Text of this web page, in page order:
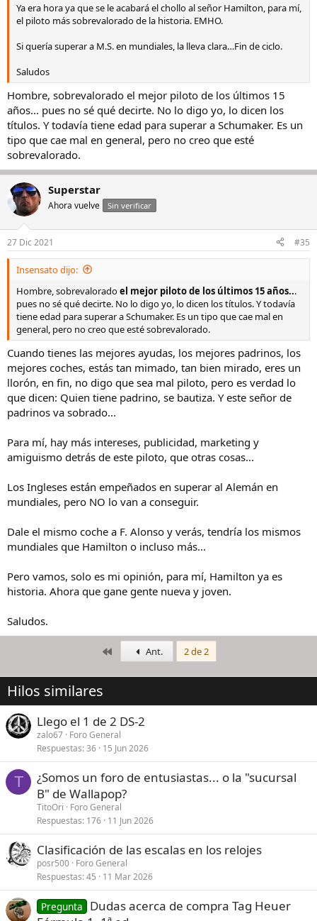
Ya era hora ya que se le acabará el chollo al señor Hamilton, para mí,
el piloto más sobrevalorado de la historia. EMHO.
Si quería superar a M.S. en mundiales, la lleva clara…Fin de ciclo.
Saludos
Hombre, sobrevalorado el mejor piloto de los últimos 15
años... pues no sé qué decirte. No lo digo yo, lo dicen los
títulos. Y todavía tiene edad para superar a Schumaker. Es un
tipo que cae mal en general, pero no creo que esté
sobrevalorado.
Superstar
Ahora vuelve Sin verificar
27 Dic 2021 #35
Insensato dijo:
Hombre, sobrevaloradoel mejor piloto de los últimos 15 años...
pues no sé qué decirte. No lo digo yo, lo dicen los títulos. Y todavía
tiene edad para superar a Schumaker. Es un tipo que cae mal en
general, pero no creo que esté sobrevalorado.
Cuando tienes las mejores ayudas, los mejores padrinos, los
mejores coches, estás tan mimado, tan bien mirado, eres un
llorón, en fin, no digo que sea mal piloto, pero es verdad lo
que dicen: Quien tiene padrino, se bautiza. Y este señor de
padrinos va sobrado...
Para mí, hay más intereses, publicidad, marketing y
amiguismo detrás de este piloto, que otras cosas...
Los Ingleses están empeñados en superar al Alemán en
mundiales, pero NO lo van a conseguir.
Dale el mismo coche a F. Alonso y verás, tendría los mismos
mundiales que Hamilton o incluso más...
Pero vamos, solo es mi opinión, para mí, Hamilton ya es
historia. Ahora que gane gente nueva y joven.
Saludos.
PrimeroAnt. 2 de 2
Hilos similares
Llego el 1 de 2 DS-2
zalo67 Foro General
Respuestas 36 15 Jun 2026
T
¿Somos un foro de entusiastas... o la "sucursal
B" de Wallapop?
TitoOri
Foro General
Respuestas 176 11 Jun 2026
Clasificación de las escalas en los relojes
posr500 Foro General
Respuestas 45 11 Mar 2026
Pregunta
Dudas acerca de compra Tag Heuer